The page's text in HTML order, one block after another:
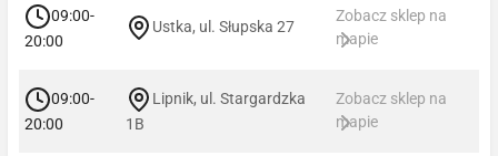
09:00-
20:00
Ustka, ul. Słupska 27
Zobacz sklep na
mapie
09:00-
20:00
Lipnik, ul. Stargardzka
1B
Zobacz sklep na
mapie